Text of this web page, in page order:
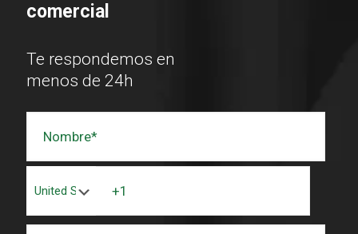
comercial
Te respondemos en
menos de 24h